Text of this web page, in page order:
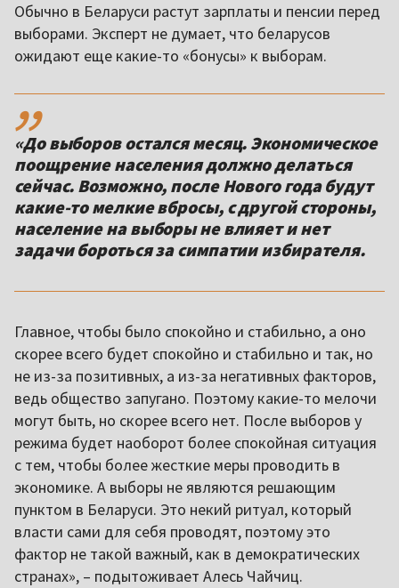
Обычно в Беларуси растут зарплаты и пенсии перед
выборами. Эксперт не думает, что беларусов
ожидают еще какие-то «бонусы» к выборам.
,,
«До выборов остался месяц. Экономическое
поощрение населения должно делаться
сейчас. Возможно, после Нового года будут
какие-то мелкие вбросы, с другой стороны,
население на выборы не влияет и нет
задачи бороться за симпатии избирателя.
Главное, чтобы было спокойно и стабильно, а оно
скорее всего будет спокойно и стабильно и так, но
не из-за позитивных, а из-за негативных факторов,
ведь общество запугано. Поэтому какие-то мелочи
могут быть, но скорее всего нет. После выборов у
режима будет наоборот более спокойная ситуация
с тем, чтобы более жесткие меры проводить в
экономике. А выборы не являются решающим
пунктом в Беларуси. Это некий ритуал, который
власти сами для себя проводят, поэтому это
фактор не такой важный, как в демократических
странах», – подытоживает Алесь Чайчиц.